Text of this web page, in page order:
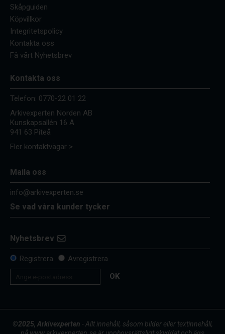
Skåpguiden
Köpvillkor
Integritetspolicy
Kontakta oss
Få vårt Nyhetsbrev
Kontakta oss
Telefon: 0770-22 01 22
Arkivexperten Norden AB
Kunskapsallén 16 A
941 63 Piteå
Fler kontaktvägar >
Maila oss
info@arkivexperten.se
Se vad våra kunder tycker
Nyhetsbrev
Registrera
Avregistrera
OK
©2025, Arkivexperten - Allt innehåll, såsom bilder eller textinnehåll,